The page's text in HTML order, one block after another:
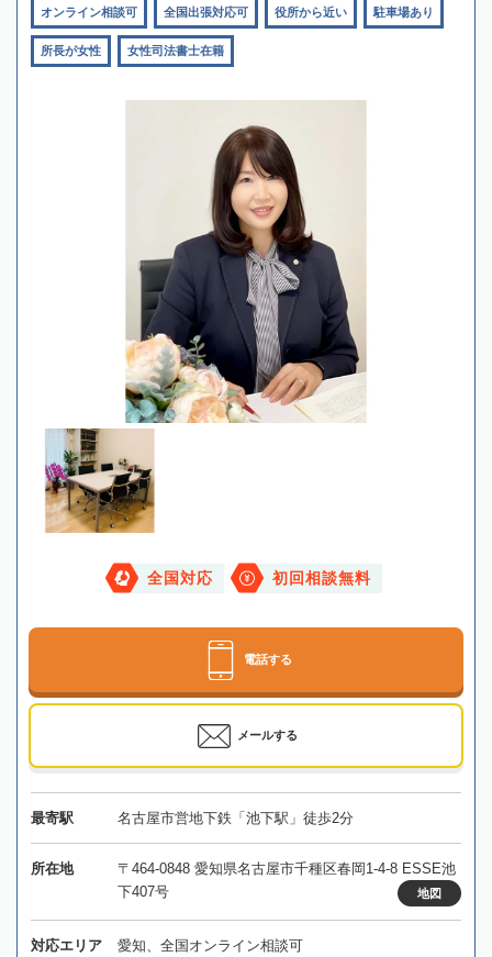
オンライン相談可 全国出張対応可 役所から近い 駐車場あり
所長が女性 女性司法書士在籍
全国対応 初回相談無料
電話する
メールする
最寄駅 名古屋市営地下鉄「池下駅」徒歩2分
所在地
〒464-0848 愛知県名古屋市千種区春岡1-4-8 ESSE池
下407号
地図
対応エリア 愛知、全国オンライン相談可